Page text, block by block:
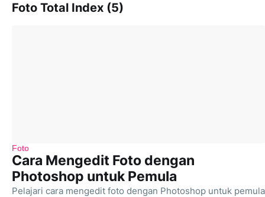
Foto Total Index (5)
Foto
Cara Mengedit Foto dengan
Photoshop untuk Pemula
Pelajari cara mengedit foto dengan Photoshop untuk pemula